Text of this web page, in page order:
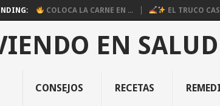
COLOCA LA CARNE EN ... EL TRUCO
EN SALUD
CONSEJOS RECETAS